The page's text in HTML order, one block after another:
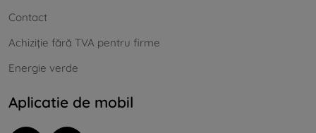
Contact
Achiziție fără TVA pentru firme
Energie verde
Aplicatie de mobil